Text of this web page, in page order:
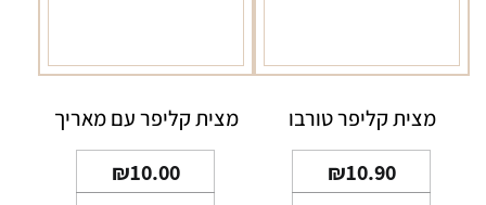
מצית קליפר טורבו
₪10.90
מצית קליפר עם מאריך
₪10.00